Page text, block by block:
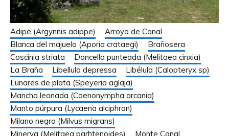
Adipe (Argynnis adippe)
Arroyo de Canal
Blanca del majuelo (Aporia crataegi)
Brañosera
Coscinia striata
Doncella punteada (Melitaea cinxia)
La Braña
Libellula depressa
Libélula (Calopteryx sp)
Lunares de plata (Speyeria aglaja)
Mancha leonada (Coenonympha arcania)
Manto púrpura (Lycaena alciphron)
Milano negro (Milvus migrans)
Minerva (Melitaea parhtenoides)
Monte Canal